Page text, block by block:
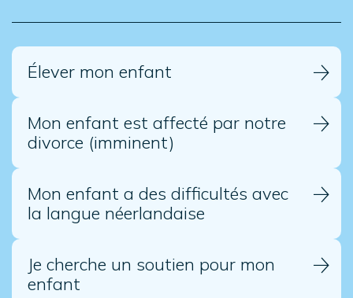
Élever mon enfant
Mon enfant est affecté par notre
divorce (imminent)
Mon enfant a des difficultés avec
la langue néerlandaise
Je cherche un soutien pour mon
enfant